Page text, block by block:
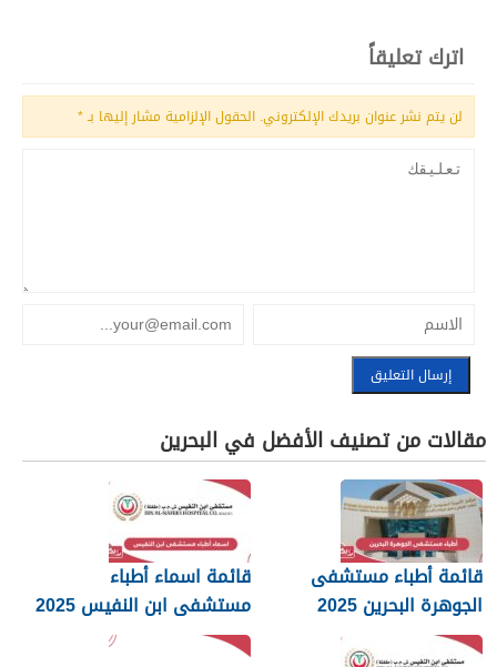
اترك تعليقاً
لن يتم نشر عنوان بريدك الإلكتروني. الحقول الإلزامية مشار إليها بـ*
مقالات من تصنيف الأفضل في البحرين
قائمة أطباء مستشفى
الجوهرة البحرين 2025
قائمة اسماء أطباء
مستشفى ابن النفيس 2025